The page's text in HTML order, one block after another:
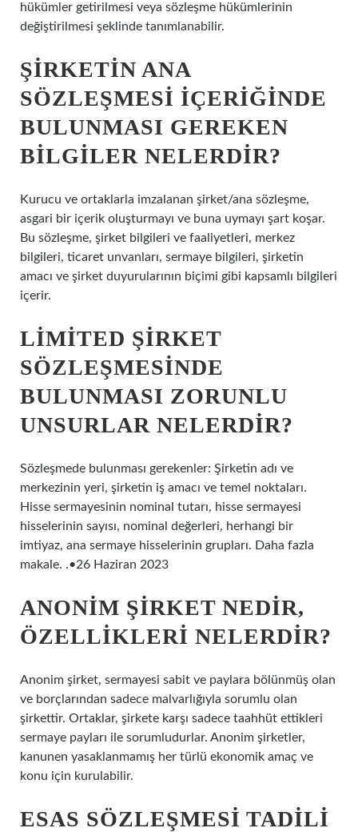
hükümler getirilmesi veya sözleşme hükümlerinin
değiştirilmesi şeklinde tanımlanabilir.
ŞIRKETIN ANA
SÖZLEŞMESI IÇERIĞINDE
BULUNMASI GEREKEN
BILGILER NELERDIR?
Kurucu ve ortaklarla imzalanan şirket/ana sözleşme,
asgari bir içerik oluşturmayı ve buna uymayı şart koşar.
Bu sözleşme, şirket bilgileri ve faaliyetleri, merkez
bilgileri, ticaret unvanları, sermaye bilgileri, şirketin
amacı ve şirket duyurularının biçimi gibi kapsamlı bilgileri
içerir.
LIMITED ŞIRKET
SÖZLEŞMESINDE
BULUNMASI ZORUNLU
UNSURLAR NELERDIR?
Sözleşmede bulunması gerekenler: Şirketin adı ve
merkezinin yeri, şirketin iş amacı ve temel noktaları.
Hisse sermayesinin nominal tutarı, hisse sermayesi
hisselerinin sayısı, nominal değerleri, herhangi bir
imtiyaz, ana sermaye hisselerinin grupları. Daha fazla
makale. .•26 Haziran 2023
ANONIM ŞIRKET NEDIR,
ÖZELLIKLERI NELERDIR?
Anonim şirket, sermayesi sabit ve paylara bölünmüş olan
ve borçlarından sadece malvarlığıyla sorumlu olan
şirkettir. Ortaklar, şirkete karşı sadece taahhüt ettikleri
sermaye payları ile sorumludurlar. Anonim şirketler,
kanunen yasaklanmamış her türlü ekonomik amaç ve
konu için kurulabilir.
ESAS SÖZLEŞMESI TADILI